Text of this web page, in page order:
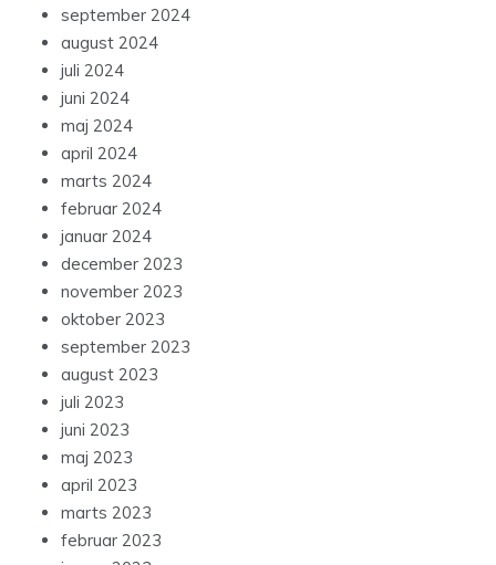
september 2024
august 2024
juli 2024
juni 2024
maj 2024
april 2024
marts 2024
februar 2024
januar 2024
december 2023
november 2023
oktober 2023
september 2023
august 2023
juli 2023
juni 2023
maj 2023
april 2023
marts 2023
februar 2023